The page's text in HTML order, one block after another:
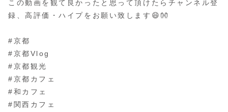
この動画を観て良かったと思って頂けたらチャンネル登
録、高評価・ハイプをお願い致します😄👐
#京都
#京都Vlog
#京都観光
#京都カフェ
#和カフェ
#関西カフェ